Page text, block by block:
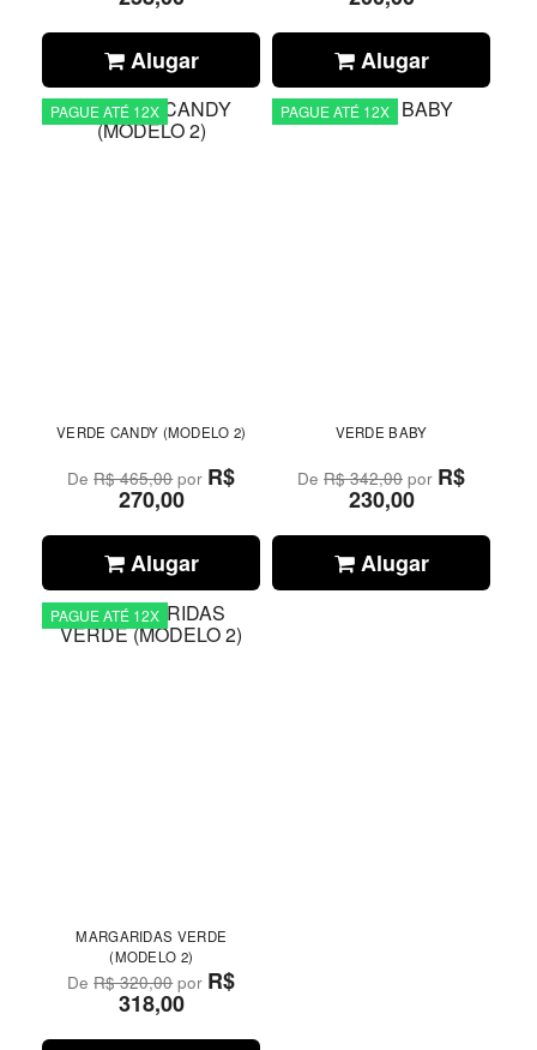
Alugar Alugar
PAGUE ATÉ 12X
VERDE CANDY (MODELO 2)
DeR$ 465,00por R$
270,00
Alugar
PAGUE ATÉ 12X
VERDE BABY
DeR$ 342,00 por R$
230,00
Alugar
PAGUE ATÉ 12X
MARGARIDAS VERDE
(MODELO 2)
DeR$ 320,00por R$
318,00